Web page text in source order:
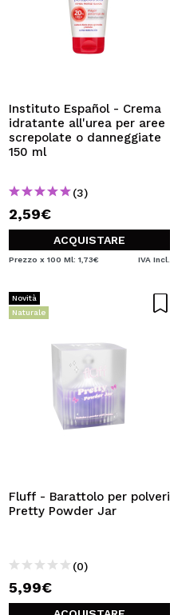
Instituto Español - Crema
idratante all'urea per aree
screpolate o danneggiate
150 ml
(3)
2,59€
ACQUISTARE
Prezzo x 100 Ml: 1,73€ IVA Incl.
Novità
Naturale
Fluff - Barattolo per polveri
Pretty Powder Jar
(0)
5,99€